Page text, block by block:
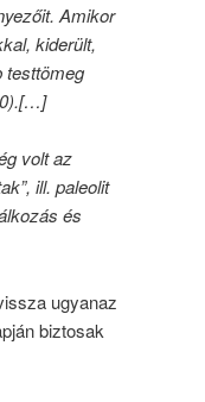
Amikor
kiderült,
testtömeg
volt az
ill. paleolit
és
ugyanaz
biztosak